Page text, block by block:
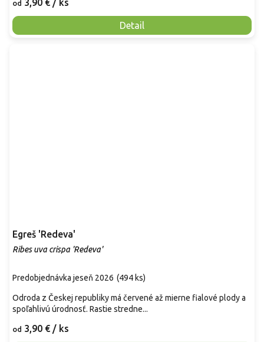
od 3,90 € / ks
Detail
Egreš 'Redeva'
Ribes uva crispa 'Redeva'
Predobjednávka jeseň 2026 (494 ks)
od 3,90 € / ks
Odroda z Českej republiky má červené až mierne fialové plody a
spoľahlivú úrodnosť. Rastie stredne...